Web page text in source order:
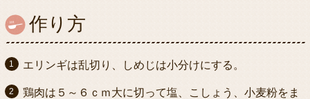
作り方
エリンギは乱切り、しめじは小分けにする。
鶏肉は５～６ｃｍ大に切って塩、こしょう、小麦粉をま